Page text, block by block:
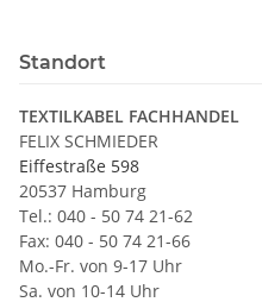
Standort
TEXTILKABEL FACHHANDEL
FELIX SCHMIEDER
Eiffestraße 598
20537 Hamburg
Tel.: 040 - 50 74 21-62
Fax: 040 - 50 74 21-66
Mo.-Fr. von 9-17 Uhr
Sa. von 10-14 Uhr